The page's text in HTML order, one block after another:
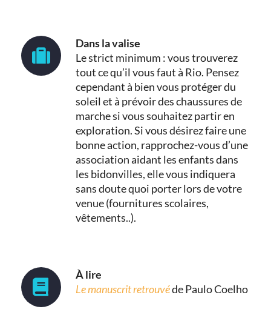
Dans la valise
Le strict minimum : vous trouverez
tout ce qu’il vous faut à Rio. Pensez
cependant à bien vous protéger du
soleil et à prévoir des chaussures de
marche si vous souhaitez partir en
exploration. Si vous désirez faire une
bonne action, rapprochez-vous d’une
association aidant les enfants dans
les bidonvilles, elle vous indiquera
sans doute quoi porter lors de votre
venue (fournitures scolaires,
vêtements..).
À lire
Le manuscrit retrouvéde Paulo Coelho